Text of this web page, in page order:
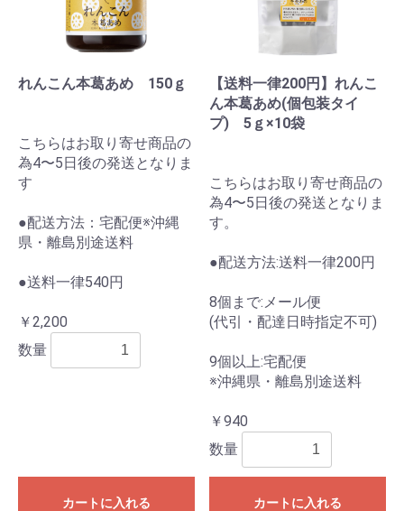
れんこん本葛あめ 150ｇ
こちらはお取り寄せ商品の
為4〜5日後の発送となりま
す
●配送方法：宅配便※沖縄
県・離島別途送料
●送料一律540円
￥2,200
数量
カートに入れる
【送料一律200円】れんこ
ん本葛あめ(個包装タイ
プ) 5ｇ×10袋
こちらはお取り寄せ商品の
為4〜5日後の発送となりま
す。
●配送方法:送料一律200円
8個まで:メール便
(代引・配達日時指定不可)
9個以上:宅配便
※沖縄県・離島別途送料
￥940
数量
カートに入れる